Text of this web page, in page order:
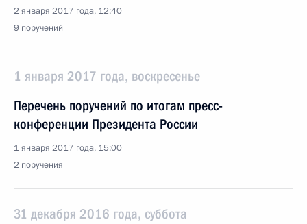
2 января 2017 года, 12:40
9 поручений
1 января 2017 года, воскресенье
Перечень поручений по итогам пресс-
конференции Президента России
1 января 2017 года, 15:00
2 поручения
31 декабря 2016 года, суббота